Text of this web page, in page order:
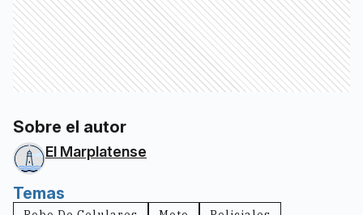
Sobre el autor
El Marplatense
Temas